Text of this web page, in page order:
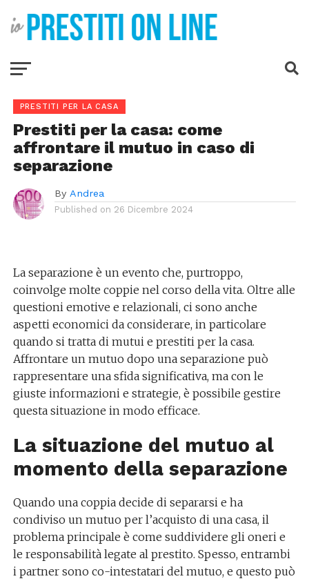
PRESTITI PER LA CASA
Prestiti per la casa: come
affrontare il mutuo in caso di
separazione
By Andrea
Published on 26 Dicembre 2024
La separazione è un evento che, purtroppo,
coinvolge molte coppie nel corso della vita. Oltre alle
questioni emotive e relazionali, ci sono anche
aspetti economici da considerare, in particolare
quando si tratta di mutui e prestiti per la casa.
Affrontare un mutuo dopo una separazione può
rappresentare una sfida significativa, ma con le
giuste informazioni e strategie, è possibile gestire
questa situazione in modo efficace.
La situazione del mutuo al
momento della separazione
Quando una coppia decide di separarsi e ha
condiviso un mutuo per l’acquisto di una casa, il
problema principale è come suddividere gli oneri e
le responsabilità legate al prestito. Spesso, entrambi
i partner sono co-intestatari del mutuo, e questo può